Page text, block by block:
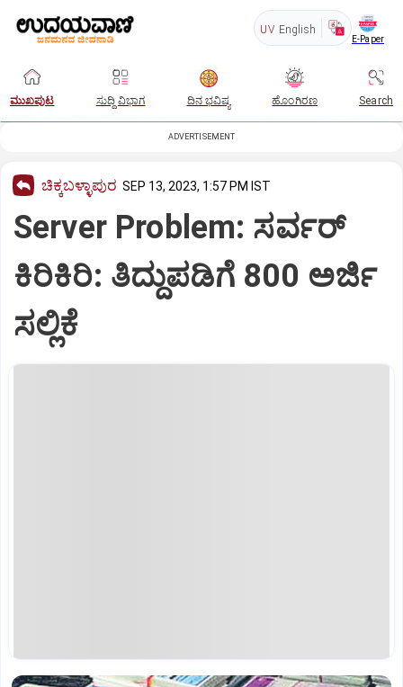
UV English
E-Paper
ಮುಖಪುಟ ಸುದ್ದಿ ವಿಭಾಗ ದಿನ ಭವಿಷ್ಯ ಹೊಂಗಿರಣ Search
ADVERTISEMENT
ಚಿಕ್ಕಬಳ್ಳಾಪುರ SEP 13, 2023, 1:57 PM IST
Server Problem: ಸರ್ವರ್‌
ಕಿರಿಕಿರಿ: ತಿದ್ದುಪಡಿಗೆ 800 ಅರ್ಜಿ
ಸಲ್ಲಿಕೆ